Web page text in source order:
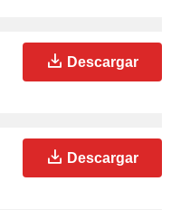
Descargar
Descargar